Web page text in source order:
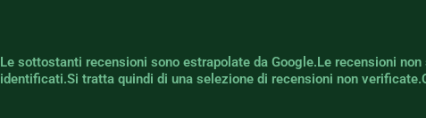
Le sottostanti recensioni sono estrapolate da Google.Le recensioni
identificati.Si tratta quindi di una selezione di recensioni non